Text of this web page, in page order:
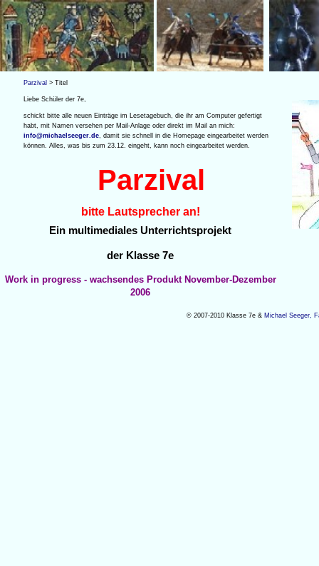
Parzival > Titel
Liebe Schüler der 7e,
schickt bitte alle neuen Einträge im Lesetagebuch, die ihr am Computer gefertigt
habt, mit Namen versehen per Mail-Anlage oder direkt im Mail an mich:
info@michaelseeger.de, damit sie schnell in die Homepage eingearbeitet werden
können. Alles, was bis zum 23.12. eingeht, kann noch eingearbeitet werden.
Parzival
bitte Lautsprecher an!
Ein multimediales Unterrichtsprojekt
der Klasse 7e
Work in progress - wachsendes Produkt November-Dezember
2006
© 2007-2010 Klasse 7e & Michael Seeger,